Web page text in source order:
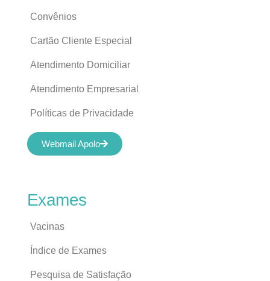
Exames
Vacinas
Índice de Exames
Pesquisa de Satisfação
Convênios
Cartão Cliente Especial
Atendimento Domiciliar
Atendimento Empresarial
Políticas de Privacidade
Webmail Apolo